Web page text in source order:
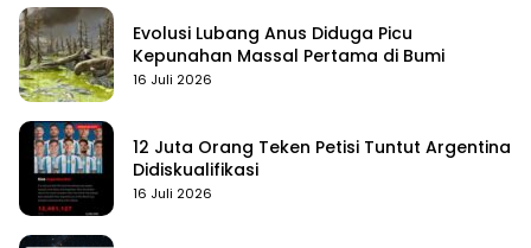
Evolusi Lubang Anus Diduga Picu
Kepunahan Massal Pertama di Bumi
16 Juli 2026
12 Juta Orang Teken Petisi Tuntut Argentina
Didiskualifikasi
16 Juli 2026